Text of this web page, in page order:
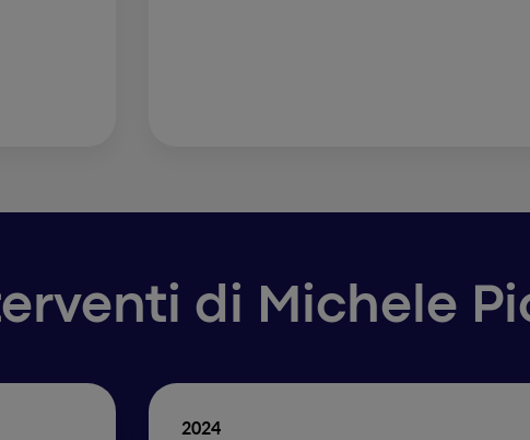
di Michele
2024